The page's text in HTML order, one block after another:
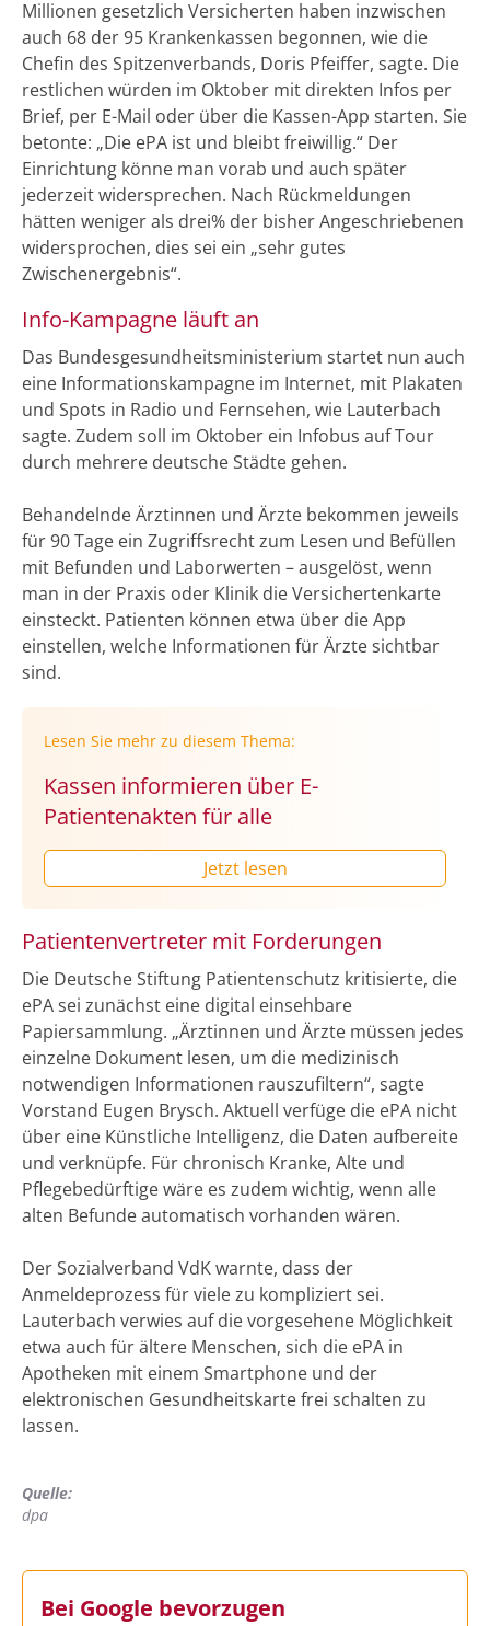
Millionen gesetzlich Versicherten haben inzwischen
auch 68 der 95 Krankenkassen begonnen, wie die
Chefin des Spitzenverbands, Doris Pfeiffer, sagte. Die
restlichen würden im Oktober mit direkten Infos per
Brief, per E-Mail oder über die Kassen-App starten. Sie
betonte: „Die ePA ist und bleibt freiwillig.“ Der
Einrichtung könne man vorab und auch später
jederzeit widersprechen. Nach Rückmeldungen
hätten weniger als drei% der bisher Angeschriebenen
widersprochen, dies sei ein „sehr gutes
Zwischenergebnis“.
Info-Kampagne läuft an
Das Bundesgesundheitsministerium startet nun auch
eine Informationskampagne im Internet, mit Plakaten
und Spots in Radio und Fernsehen, wie Lauterbach
sagte. Zudem soll im Oktober ein Infobus auf Tour
durch mehrere deutsche Städte gehen.
Behandelnde Ärztinnen und Ärzte bekommen jeweils
für 90 Tage ein Zugriffsrecht zum Lesen und Befüllen
mit Befunden und Laborwerten – ausgelöst, wenn
man in der Praxis oder Klinik die Versichertenkarte
einsteckt. Patienten können etwa über die App
einstellen, welche Informationen für Ärzte sichtbar
sind.
Lesen Sie mehr zu diesem Thema:
Kassen informieren über E-
Patientenakten für alle
Jetzt lesen
Patientenvertreter mit Forderungen
Die Deutsche Stiftung Patientenschutz kritisierte, die
ePA sei zunächst eine digital einsehbare
Papiersammlung. „Ärztinnen und Ärzte müssen jedes
einzelne Dokument lesen, um die medizinisch
notwendigen Informationen rauszufiltern“, sagte
Vorstand Eugen Brysch. Aktuell verfüge die ePA nicht
über eine Künstliche Intelligenz, die Daten aufbereite
und verknüpfe. Für chronisch Kranke, Alte und
Pflegebedürftige wäre es zudem wichtig, wenn alle
alten Befunde automatisch vorhanden wären.
Der Sozialverband VdK warnte, dass der
Anmeldeprozess für viele zu kompliziert sei.
Lauterbach verwies auf die vorgesehene Möglichkeit
etwa auch für ältere Menschen, sich die ePA in
Apotheken mit einem Smartphone und der
elektronischen Gesundheitskarte frei schalten zu
lassen.
Quelle:
dpa
Bei Google bevorzugen